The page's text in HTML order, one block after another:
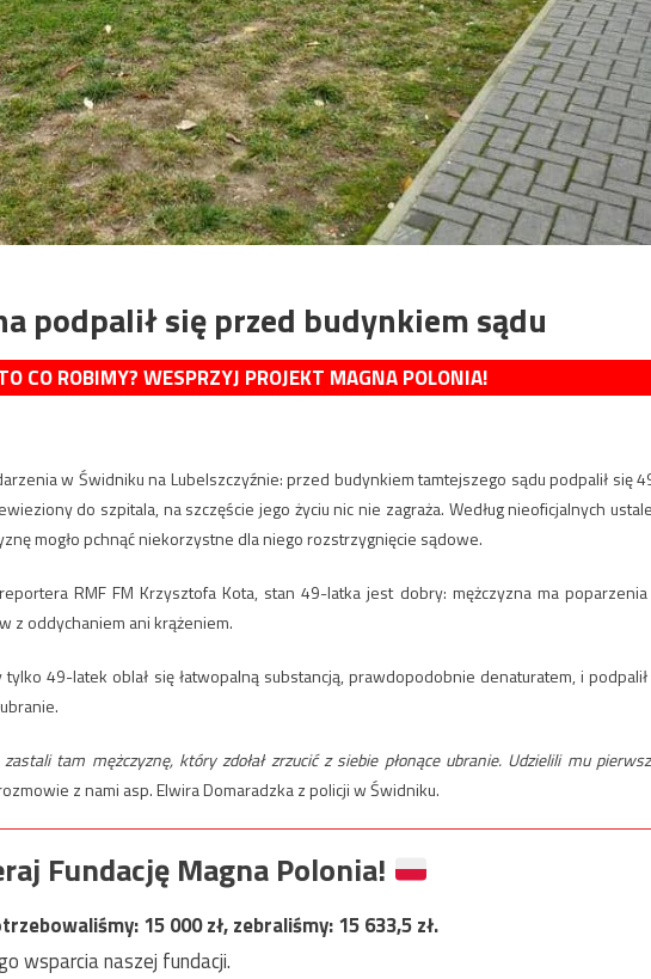
podpalił się przed budynkiem sądu
CO ROBIMY? WESPRZYJ PROJEKT MAGNA POLONIA!
w Świdniku na Lubelszczyźnie: przed budynkiem tamtejszego sądu podpalił się
do szpitala, na szczęście jego życiu nic nie zagraża. Według nieoficjalnych
mogło pchnąć niekorzystne dla niego rozstrzygnięcie sądowe.
RMF FM Krzysztofa Kota, stan 49-latka jest dobry: mężczyzna ma
z oddychaniem ani krążeniem.
49-latek oblał się łatwopalną substancją, prawdopodobnie denaturatem, i
tam mężczyznę, który zdołał zrzucić z siebie płonące ubranie. Udzielili mu
z nami asp. Elwira Domaradzka z policji w Świdniku.
Fundację Magna Polonia!
15 000zł, zebraliśmy:15 633,5zł.
wsparcia naszej fundacji.